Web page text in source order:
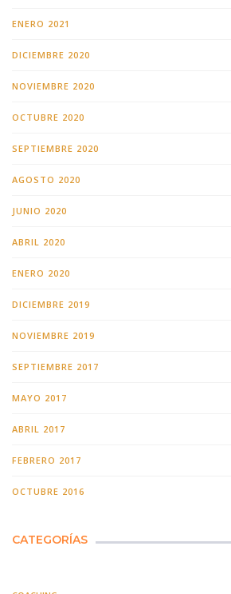
ENERO 2021
DICIEMBRE 2020
NOVIEMBRE 2020
OCTUBRE 2020
SEPTIEMBRE 2020
AGOSTO 2020
JUNIO 2020
ABRIL 2020
ENERO 2020
DICIEMBRE 2019
NOVIEMBRE 2019
SEPTIEMBRE 2017
MAYO 2017
ABRIL 2017
FEBRERO 2017
OCTUBRE 2016
CATEGORÍAS